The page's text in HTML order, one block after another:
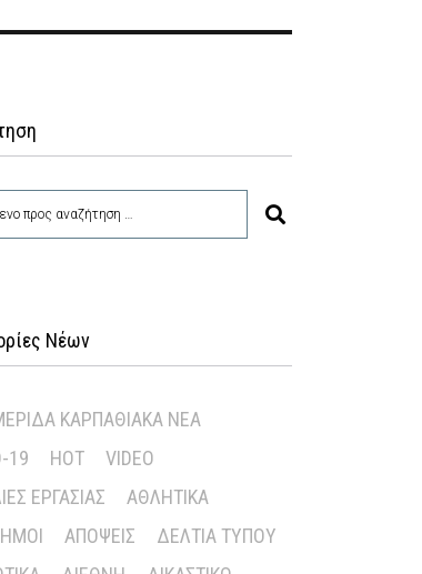
Νέων
ΚΑΡΠΑΘΙΑΚΆ ΝΈΑ
19
HOT
VIDEO
ΕΡΓΑΣΊΑΣ
ΑΘΛΗΤΙΚΆ
ΑΠΌΨΕΙΣ
ΔΕΛΤΊΑ ΤΎΠΟΥ